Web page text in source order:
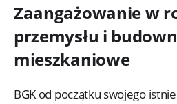
Zaangażowanie w
przemysłu i
mieszkaniowe
BGK od początku swojego